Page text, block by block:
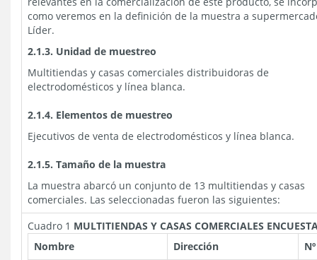
como veremos en la definición de la muestra a
Líder.
2.1.3. Unidad de muestreo
Multitiendas y casas comerciales distribuidoras de
electrodomésticos y línea blanca.
2.1.4. Elementos de muestreo
Ejecutivos de venta de electrodomésticos y línea blanca.
2.1.5. Tamaño de la muestra
La muestra abarcó un conjunto de 13 multitiendas y casas
comerciales. Las seleccionadas fueron las siguientes:
Cuadro 1 MULTITIENDAS Y CASAS COMERCIALES
Nombre
Dirección
Nº